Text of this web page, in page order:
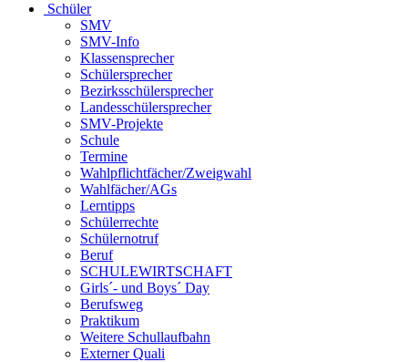
Schüler
SMV
SMV-Info
Klassensprecher
Schülersprecher
Bezirksschülersprecher
Landesschülersprecher
SMV-Projekte
Schule
Termine
Wahlpflichtfächer/Zweigwahl
Wahlfächer/AGs
Lerntipps
Schülerrechte
Schülernotruf
Beruf
SCHULEWIRTSCHAFT
Girls´- und Boys´ Day
Berufsweg
Praktikum
Weitere Schullaufbahn
Externer Quali